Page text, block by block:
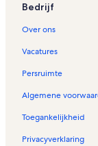
Bedrijf
Over ons
Vacatures
Persruimte
Algemene
Toegankelijkheid
Privacyverklaring